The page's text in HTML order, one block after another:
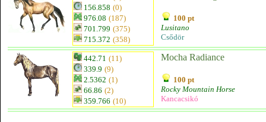
156.858 (0)
976.08 (187)
701.799 (375)
715.372 (358)
100 pt
Lusitano
Csődör
442.71 (11)
339.9 (9)
2.5362 (1)
66.86 (2)
359.766 (10)
Mocha Radiance
100 pt
Rocky Mountain Horse
Kancacsikó